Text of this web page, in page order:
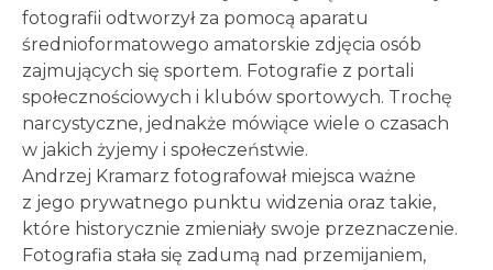
fotografii odtworzył za pomocą aparatu
średnioformatowego amatorskie zdjęcia osób
zajmujących się sportem. Fotografie z portali
społecznościowych i klubów sportowych. Trochę
narcystyczne, jednakże mówiące wiele o czasach
w jakich żyjemy i społeczeństwie.
Andrzej Kramarz fotografował miejsca ważne
z jego prywatnego punktu widzenia oraz takie,
które historycznie zmieniały swoje przeznaczenie.
Fotografia stała się zadumą nad przemijaniem,